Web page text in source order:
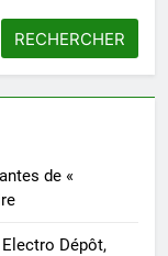
RECHERCHER
de «
Dépôt,